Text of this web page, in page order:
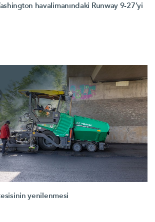
havalimanındaki Runway 9-27’yi
yenilenmesi